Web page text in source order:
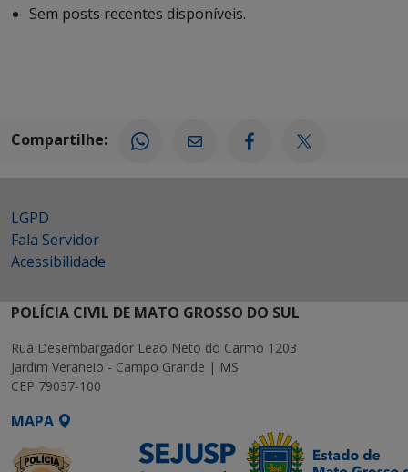
Sem posts recentes disponíveis.
Compartilhe:
LGPD
Fala Servidor
Acessibilidade
POLÍCIA CIVIL DE MATO GROSSO DO SUL
Rua Desembargador Leão Neto do Carmo 1203
Jardim Veraneio - Campo Grande | MS
CEP 79037-100
MAPA